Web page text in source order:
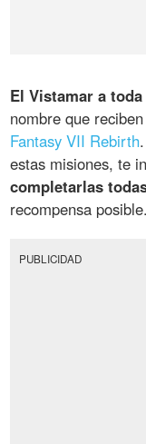
El Vistamar a
nombre que
Fantasy VII Rebirth
estas misiones, te
completarlas
recompensa posible.
PUBLICIDAD